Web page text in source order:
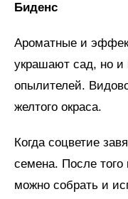
Биденс
Ароматные и
украшают сад, но и
опылителей.
желтого окраса.
Когда соцветие
семена. После того
можно собрать и